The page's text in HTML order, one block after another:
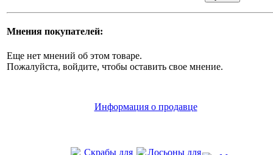
Мнения покупателей:
Еще нет мнений об этом товаре.
Пожалуйста, войдите, чтобы оставить свое мнение.
Информация о продавце